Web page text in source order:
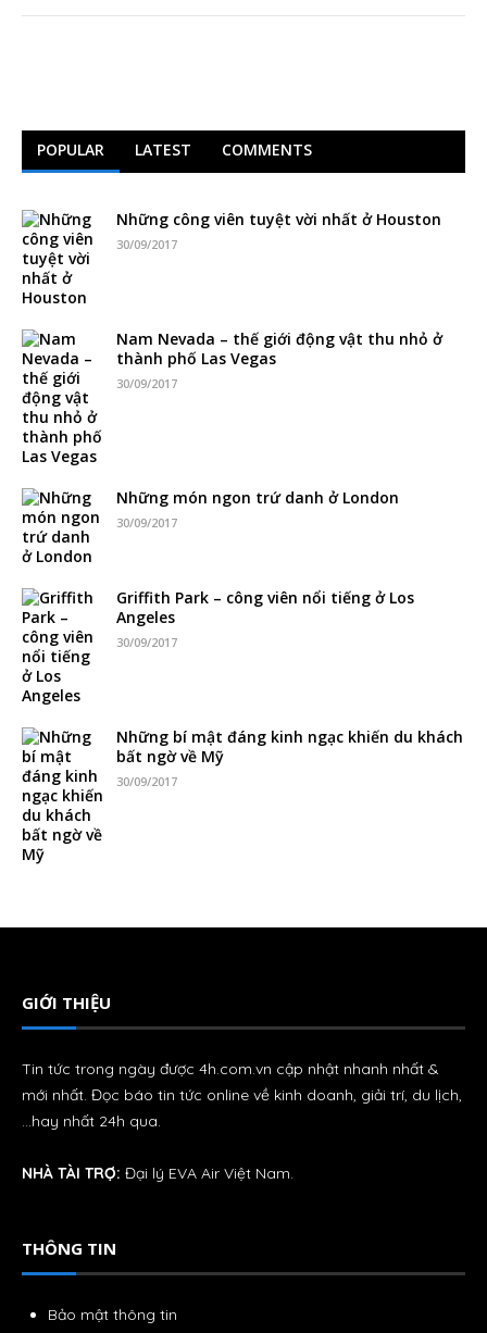
POPULAR LATEST COMMENTS
Những công viên tuyệt vời nhất ở Houston
30/09/2017
Nam Nevada – thế giới động vật thu nhỏ ở
thành phố Las Vegas
30/09/2017
Những món ngon trứ danh ở London
30/09/2017
Griffith Park – công viên nổi tiếng ở Los
Angeles
30/09/2017
Những bí mật đáng kinh ngạc khiến du khách
bất ngờ về Mỹ
30/09/2017
GIỚI THIỆU
Tin tức trong ngày được 4h.com.vn cập nhật nhanh nhất &
mới nhất. Đọc báo tin tức online về kinh doanh, giải trí, du lịch,
…hay nhất 24h qua.
NHÀ TÀI TRỢ: Đại lý EVA Air Việt Nam.
THÔNG TIN
Bảo mật thông tin